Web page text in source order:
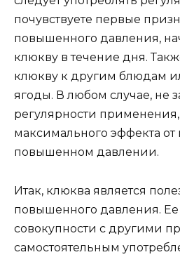
почувствуете первые
повышенного давления,
клюкву в течение дня.
клюкву к другим блюдам
ягоды. В любом случае, не
регулярности
максимального эффекта
повышенном давлении.
Итак, клюква является
повышенного давления.
совокупности с другими
самостоятельным